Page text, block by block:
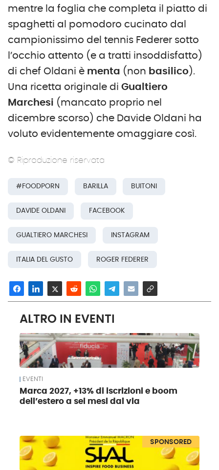
mentre la foglia che completa il piatto di
spaghetti al pomodoro cucinato dal
campionissimo del tennis Federer sotto
l’occhio attento (e a tratti insoddisfatto)
di chef Oldani è menta (non basilico ).
Una ricetta originale di Gualtiero
Marchesi (mancato proprio nel
dicembre scorso) che Davide Oldani ha
voluto evidentemente omaggiare così.
© Riproduzione riservata
#FOODPORN BARILLA BUITONI
DAVIDE OLDANI FACEBOOK
GUALTIERO MARCHESI INSTAGRAM
ITALIA DEL GUSTO ROGER FEDERER
ALTRO IN EVENTI
EVENTI
Marca 2027, +13% di iscrizioni e boom
dell’estero a sei mesi dal via
SPONSORED